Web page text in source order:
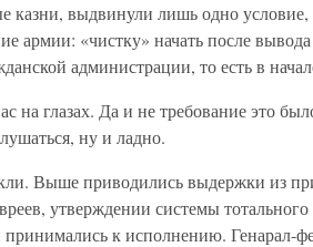
казни, выдвинули лишь одно условие,
армии: «чистку» начать после
администрации, то есть в
на глазах. Да и не требование это
ну и ладно.
Выше приводились выдержки из
утверждении системы тотального
к исполнению. Генарал-